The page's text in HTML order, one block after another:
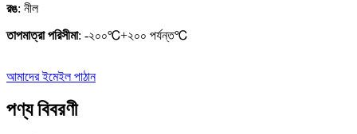
রঙ: নীল
তাপমাত্রা পরিসীমা: -২০০℃+২০০ পর্যন্ত℃
আমাদের ইমেইল পাঠান
পণ্য বিবরণী